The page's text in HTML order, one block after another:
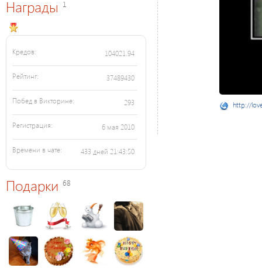
Награды 1
Кредов: 104021.94
Рейтинг: 37489430
Побед в Викторине: 293
Регистрация: 6 мая 2010
Времени в чате: 433 дней 21:43:50
Подарки 68
http://